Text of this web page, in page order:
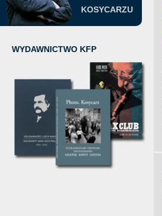
KOSYCARZU
WYDAWNICTWO KFP